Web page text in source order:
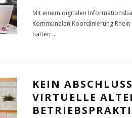
Mit einem digitalen
Kommunalen Koordinierung
hatten ...
KEIN
VIRTUELLE